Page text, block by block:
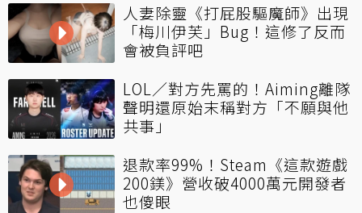
人妻除靈《打屁股驅魔師》出現
「梅川伊芙」Bug！這修了反而
會被負評吧
LOL／對方先罵的！Aiming離隊
聲明還原始末稱對方「不願與他
共事」
退款率99%！Steam《這款遊戲
200鎂》營收破4000萬元開發者
也傻眼